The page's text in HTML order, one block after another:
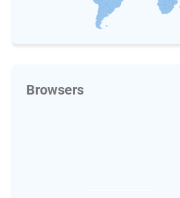
Browsers